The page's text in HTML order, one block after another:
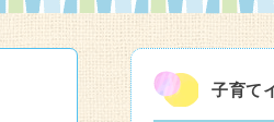
子育て